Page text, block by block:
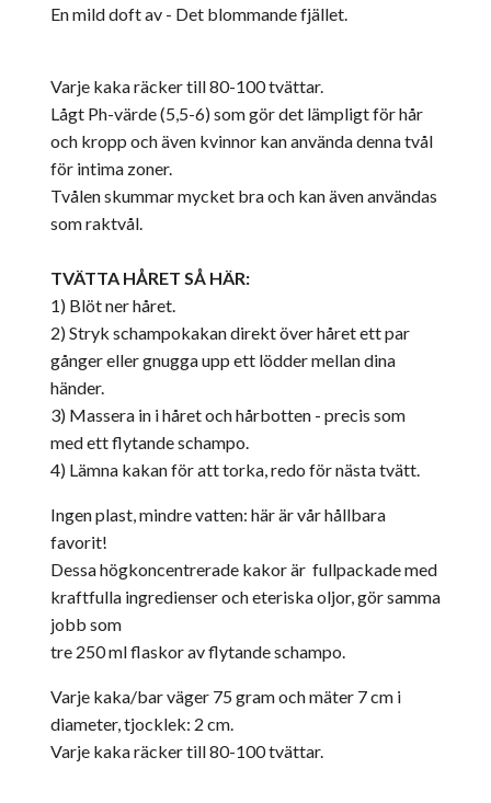
En mild doft av - Det blommande fjället.
Varje kaka räcker till 80-100 tvättar.
Lågt Ph-värde (5,5-6) som gör det lämpligt för hår
och kropp och även kvinnor kan använda denna tvål
för intima zoner.
Tvålen skummar mycket bra och kan även användas
som raktvål.
TVÄTTA HÅRET SÅ HÄR:
1) Blöt ner håret.
2) Stryk schampokakan direkt över håret ett par
gånger eller gnugga upp ett lödder mellan dina
händer.
3) Massera in i håret och hårbotten - precis som
med ett flytande schampo.
4) Lämna kakan för att torka, redo för nästa tvätt.
Ingen plast, mindre vatten: här är vår hållbara
favorit!
Dessa högkoncentrerade kakor är fullpackade med
kraftfulla ingredienser och eteriska oljor, gör samma
jobb som
tre 250 ml flaskor av flytande schampo.
Varje kaka/bar väger 75 gram och mäter 7 cm i
diameter, tjocklek: 2 cm.
Varje kaka räcker till 80-100 tvättar.